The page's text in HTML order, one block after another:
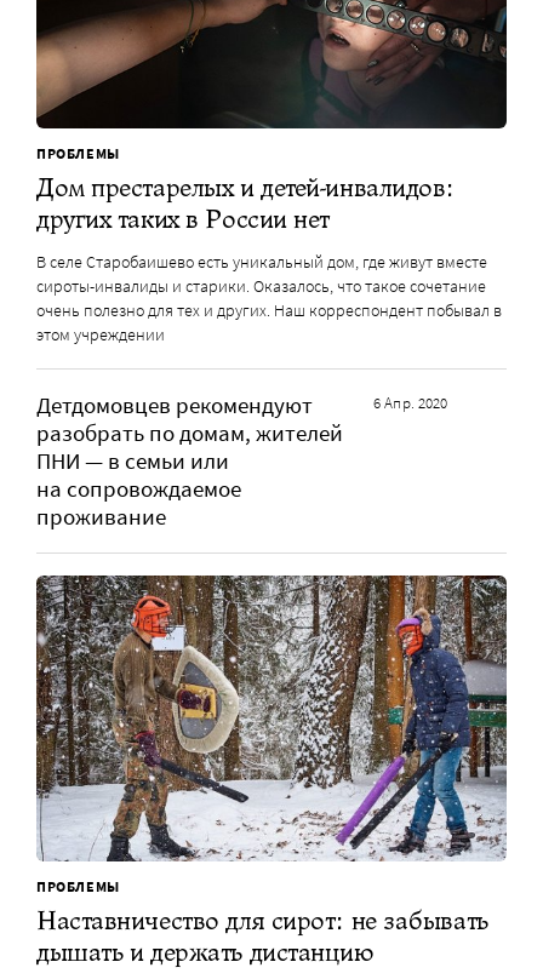
ПРОБЛЕМЫ
Дом престарелых и детей-инвалидов:
других таких в России нет
В селе Старобаишево есть уникальный дом, где живут вместе
сироты-инвалиды и старики. Оказалось, что такое сочетание
очень полезно для тех и других. Наш корреспондент побывал в
этом учреждении
Детдомовцев рекомендуют
разобрать по домам, жителей
ПНИ — в семьи или
на сопровождаемое
проживание
6 Апр. 2020
ПРОБЛЕМЫ
Наставничество для сирот: не забывать
дышать и держать дистанцию